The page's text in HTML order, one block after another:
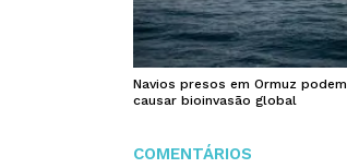
Navios presos em Ormuz podem
causar bioinvasão global
COMENTÁRIOS